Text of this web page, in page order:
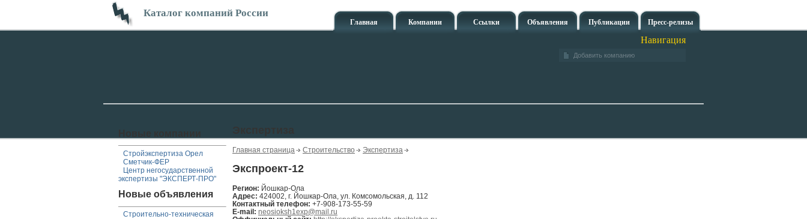
Каталог компаний России
Главная Компании Ссылки Объявления Публикации Пресс-релизы
Навигация
Добавить компанию
Стройэкспертиза Орел
Сметчик-ФЕР
Центр негосударственной
экспертизы "ЭКСПЕРТ-ПРО"
Новые объявления
Строительно-техническая
Главная страница Строительство Экспертиза
Экспроект-12
Регион: Йошкар-Ола
Адрес: 424002, г. Йошкар-Ола, ул. Комсомольская, д. 112
Контактный телефон: +7-908-173-55-59
E-mail: neosioksh1exp@mail.ru